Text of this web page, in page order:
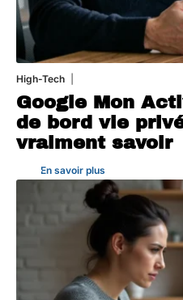
High-Tech
Google Mon
de bord vie
vraiment savoir
En savoir plus